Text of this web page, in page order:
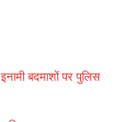
बदमाशों पर पुलिस